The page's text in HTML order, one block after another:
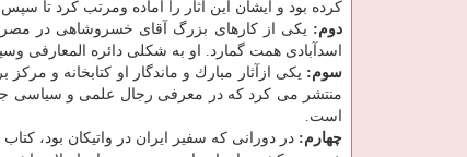
كرده بود و ایشان این آثار را آماده ومرتب كرد تا
دوم: یكی از كارهای بزرگ آقای خسروشاهی در مصر
اسدآبادی همت گمارد. او به شكلی دائره المعارفی
سوم: یكی ازآثار مبارك و ماندگار او كتابخانه و
منتشر می كرد كه در معرفی رجال علمی و سیاسی
است.
چهارم:در دورانی كه سفیر ایران در واتیكان بود،